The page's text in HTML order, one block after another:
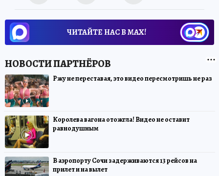
ЧИТАЙТЕ НАС В МАХ!
Ржу не переставая, это видео пересмотришь не раз
Королева вагона отожгла! Видео не оставит
равнодушным
В аэропорту Сочи задерживаются 13 рейсов на
прилет и на вылет